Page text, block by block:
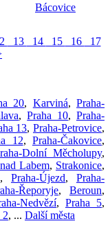
Bácovice
13 14 15 16
17
20, Karviná,Praha-
,Praha 10, Praha-
13,Praha-Petrovice,
12, Praha-Čakovice,
Dolní Měcholupy,
Labem, Strakonice,
, Praha-Újezd, Praha-
Řeporyje, Beroun,
Nedvězí, Praha 5,
2, ... Další města